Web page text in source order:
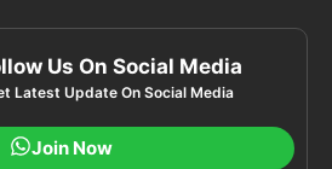
Us On Social Media
Latest Update On Social Media
Join Now